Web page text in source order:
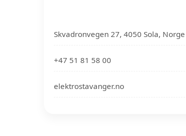
Skvadronvegen 27, 4050 Sola, Norge
+47 51 81 58 00
elektrostavanger.no